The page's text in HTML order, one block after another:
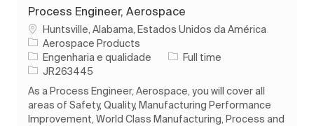
Process Engineer, Aerospace
Localização
Huntsville, Alabama, Estados Unidos da América
Aerospace Products
Categoria
Engenharia e qualidade Tipo de Trabalho
Full time
ID do trabalho
JR263445
As a Process Engineer, Aerospace, you will cover all
areas of Safety, Quality, Manufacturing Performance
Improvement, World Class Manufacturing, Process and